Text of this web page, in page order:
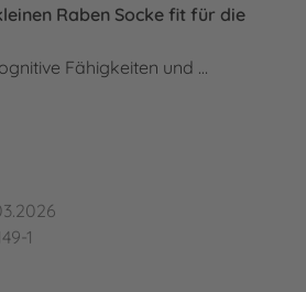
Raben Socke fit für die
Fähigkeiten und …
1